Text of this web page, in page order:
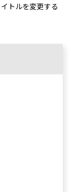
トルを変更する